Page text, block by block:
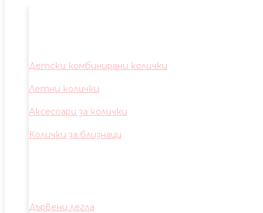
Детски комбинирани колички
Летни колички
Аксесоари за колички
Колички за близнаци
Дървени легла